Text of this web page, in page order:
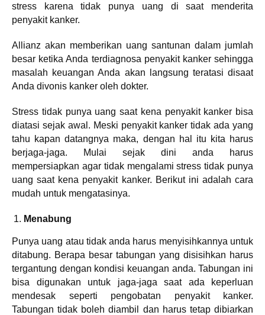
stress karena tidak punya uang di saat menderita
penyakit kanker.
Allianz akan memberikan uang santunan dalam jumlah
besar ketika Anda terdiagnosa penyakit kanker sehingga
masalah keuangan Anda akan langsung teratasi disaat
Anda divonis kanker oleh dokter.
Stress tidak punya uang saat kena penyakit kanker bisa
diatasi sejak awal. Meski penyakit kanker tidak ada yang
tahu kapan datangnya maka, dengan hal itu kita harus
berjaga-jaga. Mulai sejak dini anda harus
mempersiapkan agar tidak mengalami stress tidak punya
uang saat kena penyakit kanker. Berikut ini adalah cara
mudah untuk mengatasinya.
Menabung
Punya uang atau tidak anda harus menyisihkannya untuk
ditabung. Berapa besar tabungan yang disisihkan harus
tergantung dengan kondisi keuangan anda. Tabungan ini
bisa digunakan untuk jaga-jaga saat ada keperluan
mendesak seperti pengobatan penyakit kanker.
Tabungan tidak boleh diambil dan harus tetap dibiarkan